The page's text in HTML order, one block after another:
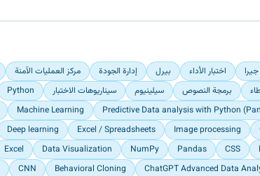
جيرا اختبار الأداء بيرل إدارة الجودة مركز العمليات الآمنة
برمجة النصوص سيلينيوم سيناريوهات الاختبار Python
Predictive Data analysis with Python
Machine Learning
Image processing
Excel / Spreadsheets
Deep learning
CSS
Pandas
NumPy
Data Visualization
Excel
ChatGPT Advanced Data
Behavioral Cloning
CNN